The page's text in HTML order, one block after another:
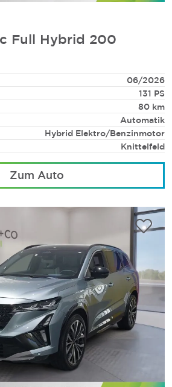
Full Hybrid 200
06/2026
131 PS
80 km
Automatik
Hybrid Elektro/Benzinmotor
Knittelfeld
Zum Auto